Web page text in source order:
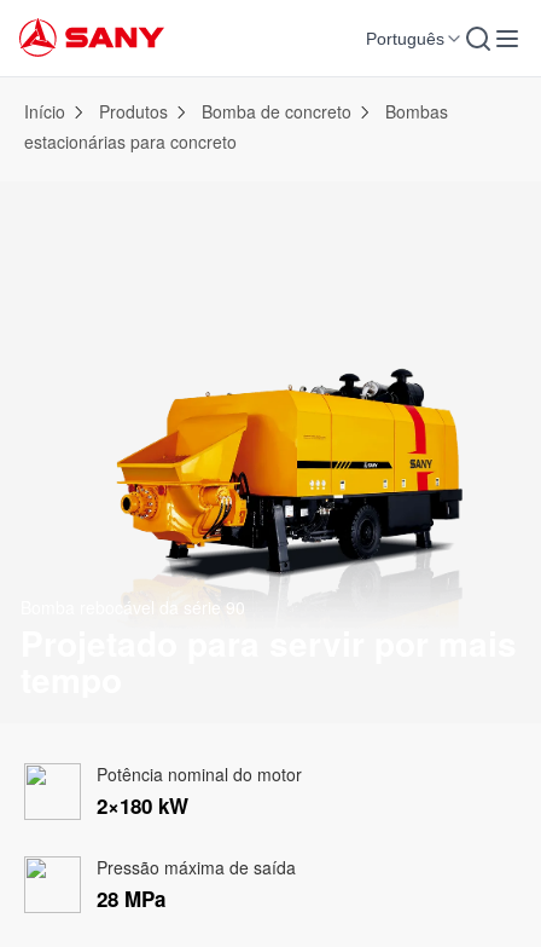
Português
Início Produtos Bomba de concreto
Bombas
estacionárias para concreto
Bomba rebocável da série 90
Potência nominal do motor
2×180 kW
Pressão máxima de saída
28 MPa